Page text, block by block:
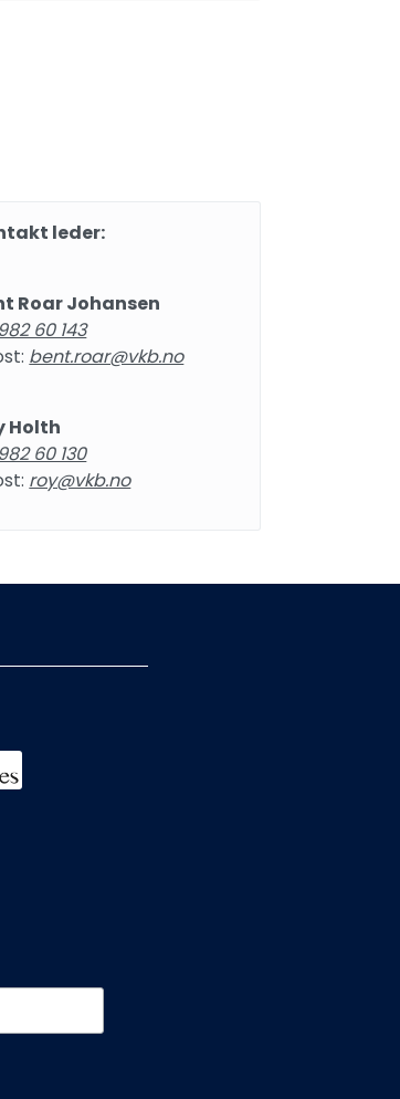
leder:
Roar Johansen
982 60 143
bent.roar@vkb.no
Holth
982 60 130
roy@vkb.no